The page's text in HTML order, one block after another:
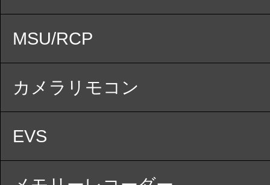
MSU/RCP
カメラリモコン
EVS